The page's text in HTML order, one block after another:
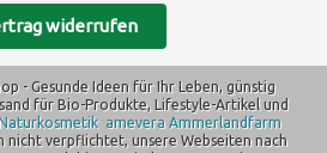
widerrufen
- Gesunde Ideen für Ihr Leben, günstig
für Bio-Produkte, Lifestyle-Artikel und
amevera Ammerlandfarm
nicht verpflichtet, unsere Webseiten nach